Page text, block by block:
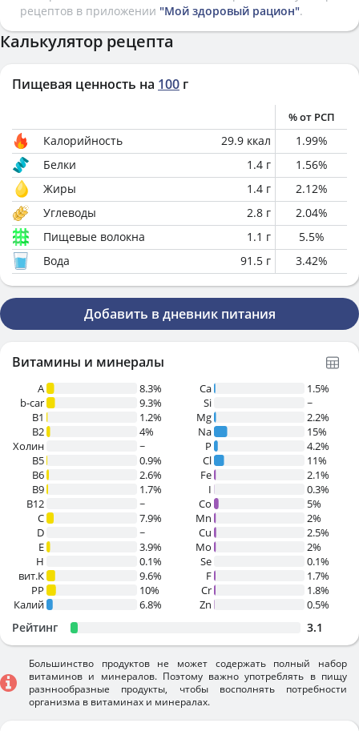
рецептов в приложении "Мой здоровый рацион".
Калькулятор рецепта
Пищевая ценность на 100 г
% от РСП
Калорийность 29.9 ккал 1.99%
Белки
1.4 г 1.56%
Жиры
1.4 г 2.12%
Углеводы
2.8 г 2.04%
Пищевые волокна
1.1 г 5.5%
Вода
91.5 г 3.42%
Добавить в дневник питания
Витамины и минералы
A
8.3%
b-car
9.3%
В1
1.2%
B2
4%
Холин
~
B5
0.9%
B6
2.6%
B9
1.7%
B12
~
C
7.9%
D
~
E
3.9%
H
0.1%
вит.К
9.6%
PP
10%
Калий
6.8%
Ca
1.5%
Si
~
Mg
2.2%
Na
15%
P
4.2%
Cl
11%
Fe
2.1%
I
0.3%
Co
5%
Mn
2%
Cu
2.5%
Mo
2%
Se
0.1%
F
1.7%
Cr
1.8%
Zn
0.5%
Рейтинг 3.1
Большинство продуктов не может содержать полный набор
витаминов и минералов. Поэтому важно употреблять в пищу
разннообразные продукты, чтобы восполнять потребности
организма в витаминах и минералах.